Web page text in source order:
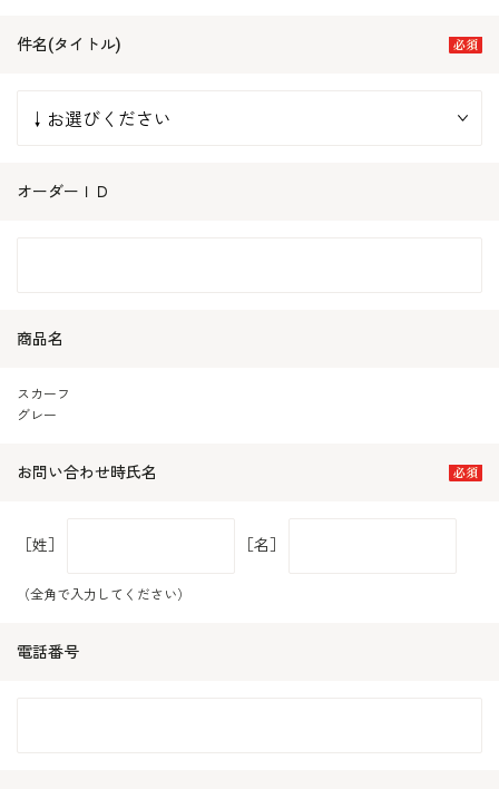
件名(タイトル)
オーダーＩＤ
商品名
スカーフ
グレー
お問い合わせ時氏名
［姓］ ［名］
（全角で入力してください）
電話番号